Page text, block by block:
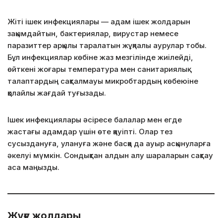
Жіті ішек инфекциялары — адам ішек жолдарын
зақымдайтын, бактериялар, вирустар немесе
паразиттер арқылы таралатын жұқпалы аурулар тобы.
Бұл инфекциялар көбіне жаз мезгілінде жиілейді,
өйткені жоғары температура мен санитариялық
талаптардың сақталмауы микробтардың көбеюіне
қолайлы жағдай туғызады.
Ішек инфекциялары әсіресе балалар мен егде
жастағы адамдар үшін өте қауіпті. Олар тез
сусыздануға, улануға және басқа да ауыр асқынуларға
әкелуі мүмкін. Сондықтан алдын алу шараларын сақтау
аса маңызды.
Жұғу жолдары